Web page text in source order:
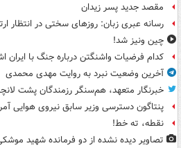
مقصد جدید پسر زیدان
رسانه عبری زبان: روزهای سختی در انتظار
چین ونیز شد!
کدام فرضیات واشنگتن درباره جنگ با ایران
آخرین وضعیت نبرد به روایت مهدی محمدی
خبرنگار متعهد، هم‌سنگر رزمندگان پشت
پنتاگون دسترسی وزیر سابق نیروی هوایی
نقطه، ته خط!
تصاویر دیده‌ نشده از دو فرمانده شهید